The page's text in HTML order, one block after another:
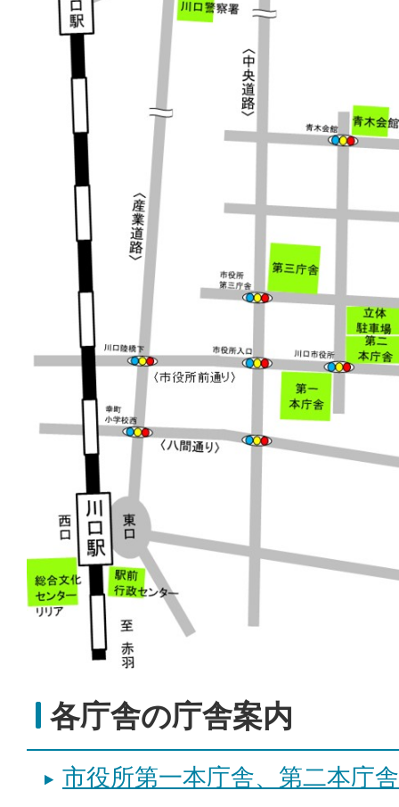
各庁舎の庁舎案内
市役所第一本庁舎、第二本庁